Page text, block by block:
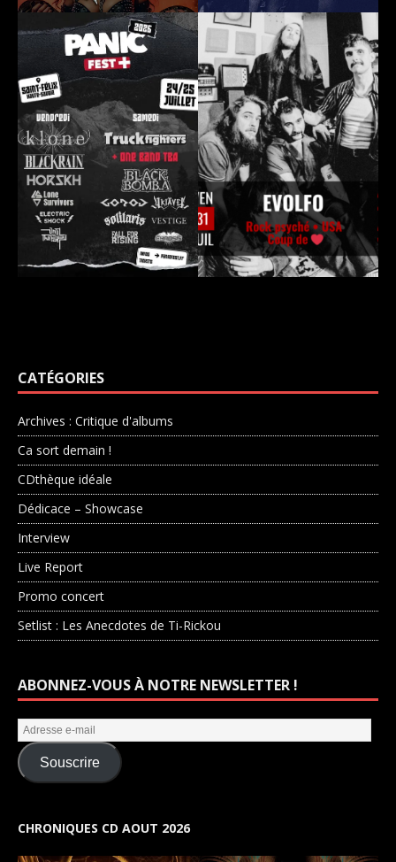
CATÉGORIES
Archives : Critique d'albums
Ca sort demain !
CDthèque idéale
Dédicace – Showcase
Interview
Live Report
Promo concert
Setlist : Les Anecdotes de Ti-Rickou
ABONNEZ-VOUS À NOTRE NEWSLETTER !
Souscrire
CHRONIQUES CD AOUT 2026